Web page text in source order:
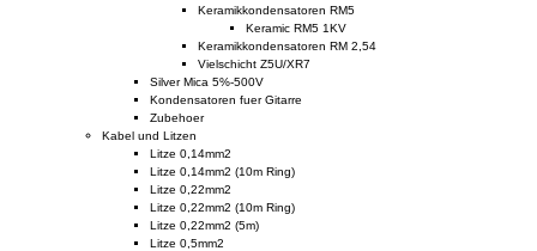
Keramikkondensatoren RM5
Keramic RM5 1KV
Keramikkondensatoren RM 2,54
Vielschicht Z5U/XR7
Silver Mica 5%-500V
Kondensatoren fuer Gitarre
Zubehoer
Kabel und Litzen
Litze 0,14mm2
Litze 0,14mm2 (10m Ring)
Litze 0,22mm2
Litze 0,22mm2 (10m Ring)
Litze 0,22mm2 (5m)
Litze 0,5mm2